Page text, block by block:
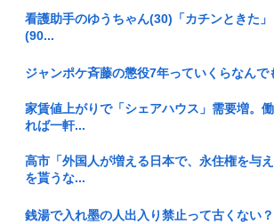
去最大...
日本って侵略国家だったのに反省してないよ
【元ジャンポケ】斉藤慎二被告に懲役7年求
の罪
【画像】田村保乃のパイもなかなか大きい！
46】
【画像】中川翔子さん、自分は加工したの
看護助手のゆうちゃん(30)「カチンときた
(90...
ジャンポケ斉藤の懲役7年っていくらなんで
家賃値上がりで「シェアハウス」需要増。
れば一軒...
高市「外国人が増える日本で、永住権を与
を貰うな...
銭湯で入れ墨の人出入り禁止って古くない？